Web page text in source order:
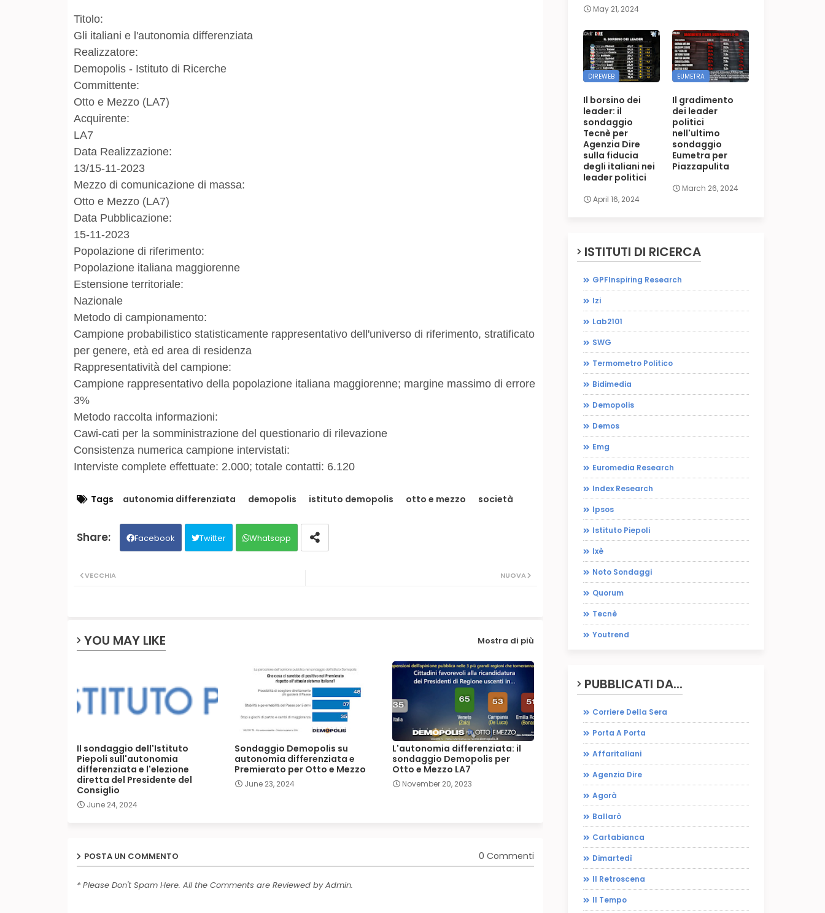
Titolo:
Gli italiani e l'autonomia differenziata
Realizzatore:
Demopolis - Istituto di Ricerche
Committente:
Otto e Mezzo (LA7)
Acquirente:
LA7
Data Realizzazione:
13/15-11-2023
Mezzo di comunicazione di massa:
Otto e Mezzo (LA7)
Data Pubblicazione:
15-11-2023
Popolazione di riferimento:
Popolazione italiana maggiorenne
Estensione territoriale:
Nazionale
Metodo di campionamento:
Campione probabilistico statisticamente rappresentativo dell'universo di riferimento, stratificato
per genere, età ed area di residenza
Rappresentatività del campione:
Campione rappresentativo della popolazione italiana maggiorenne; margine massimo di errore
3%
Metodo raccolta informazioni:
Cawi-cati per la somministrazione del questionario di rilevazione
Consistenza numerica campione intervistati:
Interviste complete effettuate: 2.000; totale contatti: 6.120
Tags autonomia differenziata demopolis istituto demopolis otto e mezzo società
Facebook Twitter Whatsapp
NUOVA
VECCHIA
YOU MAY LIKE Mostra di più
Il sondaggio dell'Istituto
Piepoli sull'autonomia
differenziata e l'elezione
diretta del Presidente del
Consiglio
June 24, 2024
Sondaggio Demopolis su
autonomia differenziata e
Premierato per Otto e Mezzo
June 23, 2024
L'autonomia differenziata: il
sondaggio Demopolis per
Otto e Mezzo LA7
November 20, 2023
POSTA UN COMMENTO 0 Commenti
* Please Don't Spam Here. All the Comments are Reviewed by Admin.
May 21, 2024
DIREWEB
Il borsino dei
leader: il
sondaggio
Tecnè per
Agenzia Dire
sulla fiducia
degli italiani nei
leader politici
April 16, 2024
EUMETRA
Il gradimento
dei leader
politici
nell'ultimo
sondaggio
Eumetra per
Piazzapulita
March 26, 2024
ISTITUTI DI RICERCA
GPFInspiring Research
Izi
Lab2101
SWG
Termometro Politico
Bidimedia
Demopolis
Demos
Emg
Euromedia Research
Index Research
Ipsos
Istituto Piepoli
Ixè
Noto Sondaggi
Quorum
Tecnè
Youtrend
PUBBLICATI DA...
Corriere Della Sera
Porta A Porta
Affaritaliani
Agenzia Dire
Agorà
Ballarò
Cartabianca
Dimartedì
Il Retroscena
Il Tempo